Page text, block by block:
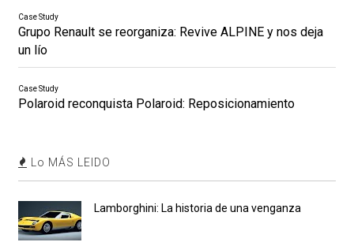
Case Study
Grupo Renault se reorganiza: Revive ALPINE y nos deja
un lío
Case Study
Polaroid reconquista Polaroid: Reposicionamiento
Lo MÁS LEIDO
Lamborghini: La historia de una venganza